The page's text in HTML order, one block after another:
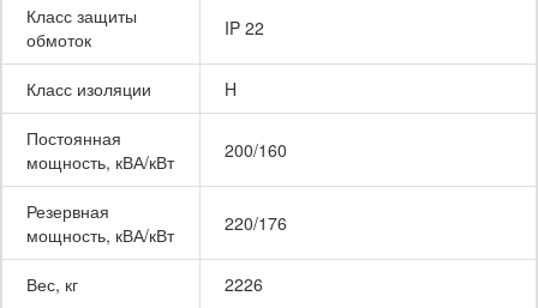
Класс защиты
обмоток
IP 22
Класс изоляции H
Постоянная
мощность, кВА/кВт
200/160
Резервная
мощность, кВА/кВт
220/176
Вес, кг 2226